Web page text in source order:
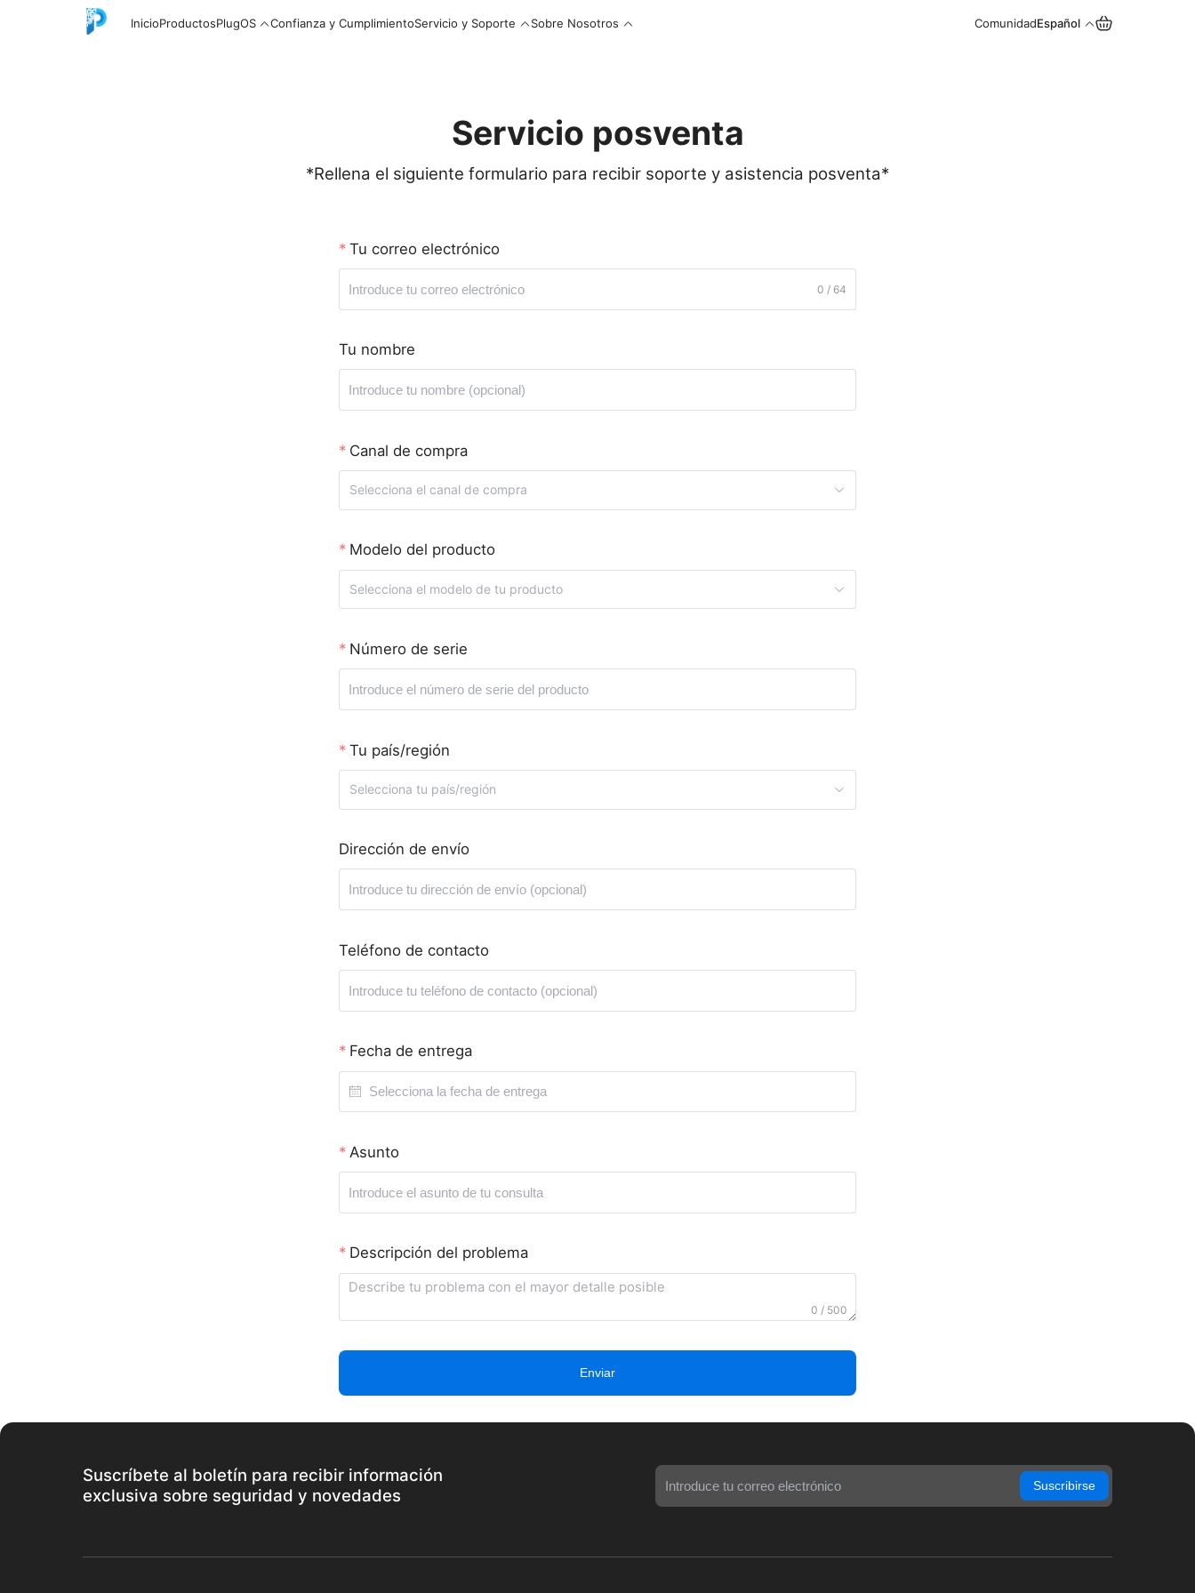
InicioProductosPlugOS Confianza y CumplimientoServicio y Soporte Sobre Nosotros ComunidadEspañol
Servicio posventa
*Rellena el siguiente formulario para recibir soporte y asistencia posventa*
Tu correo electrónico
0 / 64
Tu nombre
Canal de compra
Selecciona el canal de compra
Modelo del producto
Selecciona el modelo de tu producto
Número de serie
Tu país/región
Selecciona tu país/región
Dirección de envío
Teléfono de contacto
Fecha de entrega
Asunto
Descripción del problema
0 / 500
Enviar
Suscríbete al boletín para recibir información
exclusiva sobre seguridad y novedades
Suscribirse